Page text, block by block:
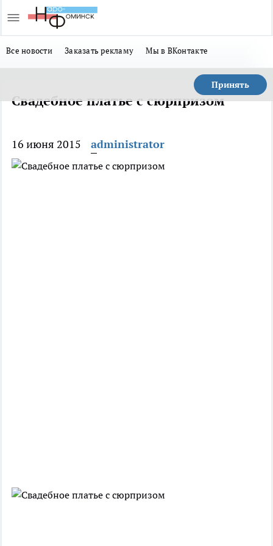
Все новости Заказать рекламу Мы в ВКонтакте
Принять
Свадебное платье с сюрпризом
16 июня 2015 administrator